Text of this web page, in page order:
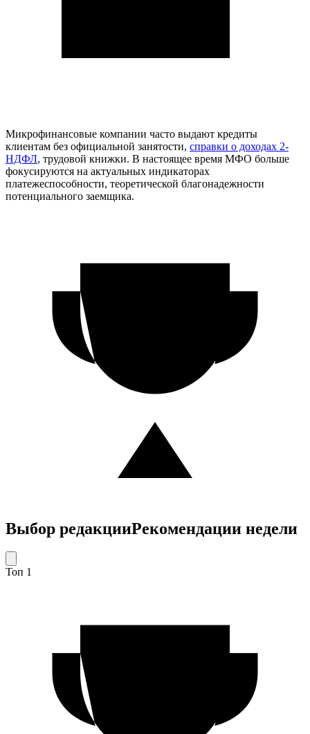
Микрофинансовые компании часто выдают кредиты
клиентам без официальной занятости, справки о доходах 2-
НДФЛ, трудовой книжки. В настоящее время МФО больше
фокусируются на актуальных индикаторах
платежеспособности, теоретической благонадежности
потенциального заемщика.
Выбор редакцииРекомендации недели
Топ 1